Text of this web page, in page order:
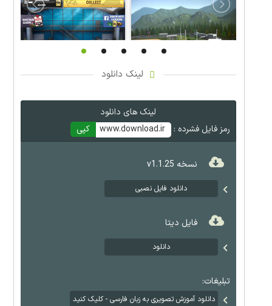
لینک دانلود
لینک های دانلود
رمز فایل فشرده :
www.download.ir کپی
نسخه v1.1.25
دانلود فایل نصبی
فایل دیتا
دانلود
تبلیغات:
دانلود آموزش تصویری به زبان فارسی - کلیک کنید